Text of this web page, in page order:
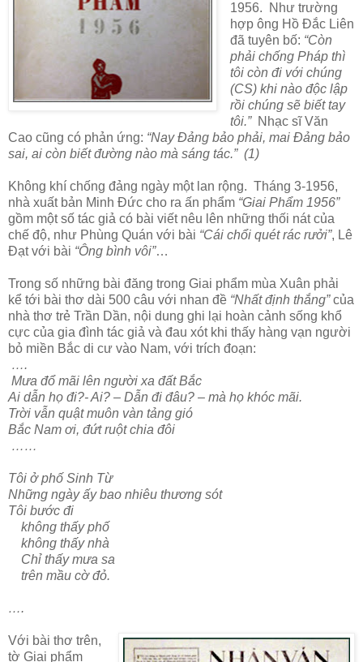
1956. Như trường
hợp ông Hồ Đắc Liên
đã tuyên bố: “Còn
phải chống Pháp thì
tôi còn đi với chúng
(CS) khi nào độc lập
rồi chúng sẽ biết tay
tôi.”Nhạc sĩ Văn
Cao cũng có phản ứng: “Nay Đảng bảo phải, mai Đảng bảo
sai, ai còn biết đường nào mà sáng tác.” (1)
Không khí chống đảng ngày một lan rộng. Tháng 3-1956,
nhà xuất bản Minh Đức cho ra ấn phẩm “Giai Phẩm 1956”
gồm một số tác giả có bài viết nêu lên những thối nát của
chế độ, như Phùng Quán với bài “Cái chổi quét rác rưởi”, Lê
Đạt với bài “Ông bình vôi”…
Trong số những bài đăng trong Giai phẩm mùa Xuân phải
kể tới bài thơ dài 500 câu với nhan đề “Nhất định thắng”của
nhà thơ trẻ Trần Dần, nội dung ghi lại hoàn cảnh sống khổ
cực của gia đình tác giả và đau xót khi thấy hàng vạn người
bỏ miền Bắc di cư vào Nam, với trích đoạn:
….
Mưa đổ mãi lên người xa đất Bắc
Ai dẫn họ đi?- Ai? – Dẫn đi đâu? – mà họ khóc mãi.
Trời vẫn quật muôn vàn tảng gió
Bắc Nam ơi, đứt ruột chia đôi
……
Tôi ở phố Sinh Từ
Những ngày ấy bao nhiêu thương sót
Tôi bước đi
không thấy phố
không thấy nhà
Chỉ thấy mưa sa
trên mầu cờ đỏ.
….
Với bài thơ trên,
tờ Giai phẩm